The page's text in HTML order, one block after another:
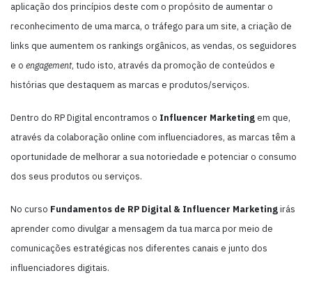
aplicação dos princípios deste com o propósito de aumentar o
reconhecimento de uma marca, o tráfego para um site, a criação de
links que aumentem os rankings orgânicos, as vendas, os seguidores
e o engagement, tudo isto, através da promoção de conteúdos e
histórias que destaquem as marcas e produtos/serviços.
Dentro do RP Digital encontramos o Influencer Marketing em que,
através da colaboração online com influenciadores, as marcas têm a
oportunidade de melhorar a sua notoriedade e potenciar o consumo
dos seus produtos ou serviços.
No curso Fundamentos de RP Digital & Influencer Marketing irás
aprender como divulgar a mensagem da tua marca por meio de
comunicações estratégicas nos diferentes canais e junto dos
influenciadores digitais.